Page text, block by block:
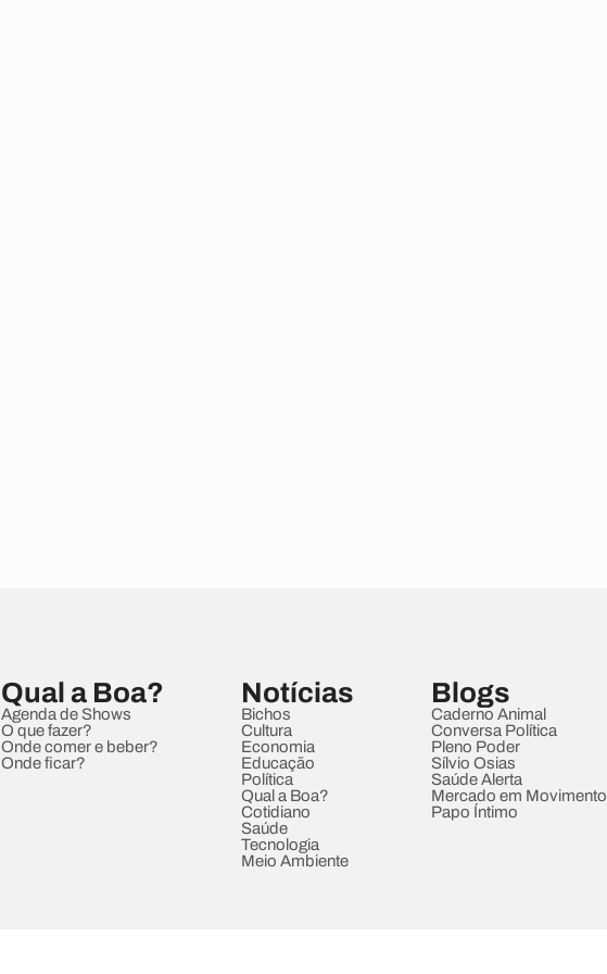
Qual a Boa?
Agenda de Shows
O que fazer?
Onde comer e beber?
Onde ficar?
Notícias
Bichos
Cultura
Economia
Educação
Política
Qual a Boa?
Cotidiano
Saúde
Tecnologia
Meio Ambiente
Blogs
Caderno Animal
Conversa Política
Pleno Poder
Sílvio Osias
Saúde Alerta
Mercado em Movimento
Papo Íntimo